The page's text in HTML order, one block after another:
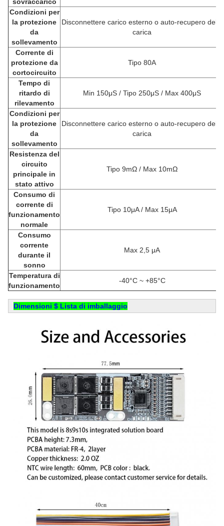
Condizioni per
la protezione
da
sollevamento
Disconnettere carico esterno o auto-recupero della
carica
Corrente di
protezione da
cortocircuito
Tipo 80A
Tempo di
ritardo di
rilevamento
Min 150μS / Tipo 250μS / Max 400μS
Condizioni per
la protezione
da
sollevamento
Disconnettere carico esterno o auto-recupero della
carica
Resistenza del
circuito
principale in
stato attivo
Tipo 9mΩ / Max 10mΩ
Consumo di
corrente di
funzionamento
normale
Tipo 10μA / Max 15μA
Consumo
corrente
durante il
sonno
Max 2,5 μA
Temperatura di
funzionamento
-40°C ~ +85°C
Dimensioni $ Lista di imballaggio